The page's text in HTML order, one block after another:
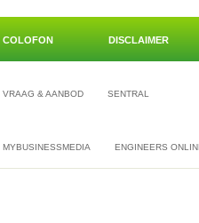
COLOFON DISCLAIMER
VRAAG & AANBOD SENTRAL
MYBUSINESSMEDIA ENGINEERS